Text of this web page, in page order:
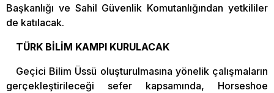
Başkanlığı ve Sahil Güvenlik Komutanlığından yetkililer
de katılacak.
TÜRK BİLİM KAMPI KURULACAK
Geçici Bilim Üssü oluşturulmasına yönelik çalışmaların
gerçekleştirileceği sefer kapsamında, Horseshoe